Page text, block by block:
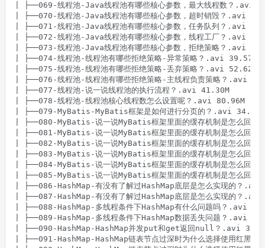
| ├──069-线程池-Java线程池有哪些核心参数，最大线程数？.avi
| ├──070-线程池-Java线程池有哪些核心参数，超时销毁？.avi
| ├──071-线程池-Java线程池有哪些核心参数，任务队列？.avi
| ├──072-线程池-Java线程池有哪些核心参数，线程工厂？.avi
| ├──073-线程池-Java线程池有哪些核心参数，拒绝策略？.avi
| ├──074-线程池-线程池有哪些拒绝策略-异常策略？.avi 39.57M
| ├──075-线程池-线程池有哪些拒绝策略-丢弃策略？.avi 52.62M
| ├──076-线程池-线程池有哪些拒绝策略-主线程负责策略？.avi
| ├──077-线程池-说一说线程池的执行流程？.avi 41.30M
| ├──078-线程池-线程池核心线程数怎么设置呢？.avi 80.96M
| ├──079-MyBatis-MyBatis框架是如何进行分页的？.avi 34.32M
| ├──080-MyBatis-说一说MyBatis框架里面的缓存机制是怎么回
| ├──081-MyBatis-说一说MyBatis框架里面的缓存机制是怎么回
| ├──082-MyBatis-说一说MyBatis框架里面的缓存机制是怎么回
| ├──083-MyBatis-说一说MyBatis框架里面的缓存机制是怎么回
| ├──084-MyBatis-说一说MyBatis框架里面的缓存机制是怎么回
| ├──085-MyBatis-说一说MyBatis框架里面的缓存机制是怎么回
| ├──086-HashMap-有没有了解过HashMap底层是怎么实现的？
| ├──087-HashMap-有没有了解过HashMap底层是怎么实现的？
| ├──088-HashMap-多线程条件下HashMap有什么问题吗？.avi
| ├──089-HashMap-多线程条件下HashMap数据丢失问题？.avi
| ├──090-HashMap-HashMap并发put和get返回null？.avi
| ├──091-HashMap-HashMap链表节点过深时为什么选择使用红黑